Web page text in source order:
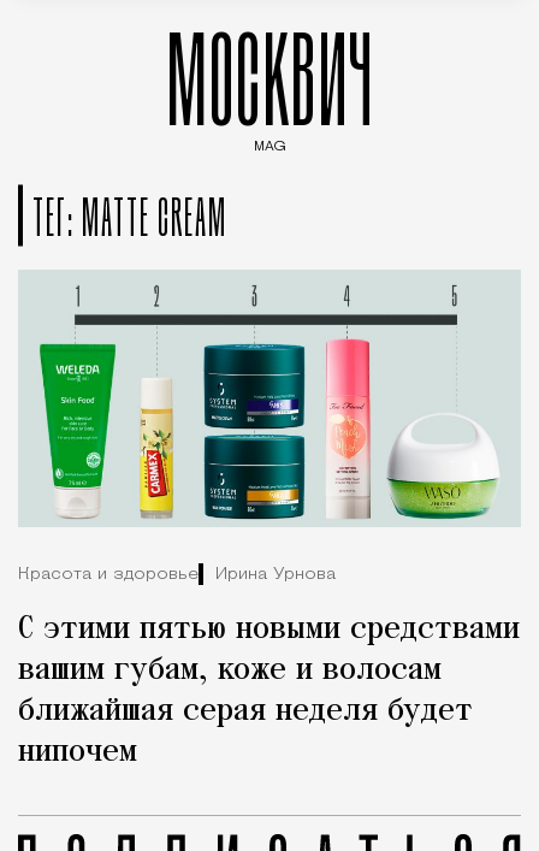
МОСКВИЧ
MAG
ТЕГ: MATTE CREAM
Красота и здоровье Ирина Урнова
С этими пятью новыми средствами
вашим губам, коже и волосам
ближайшая серая неделя будет
нипочем